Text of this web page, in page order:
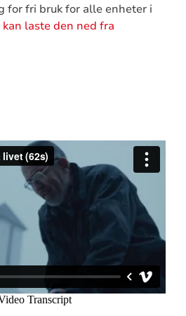
for fri bruk for alle enheter i
kan laste den ned fra